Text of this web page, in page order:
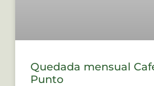
Quedada mensual
Punto